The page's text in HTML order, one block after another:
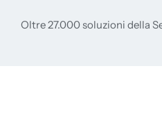
Oltre 27.000 soluzioni della